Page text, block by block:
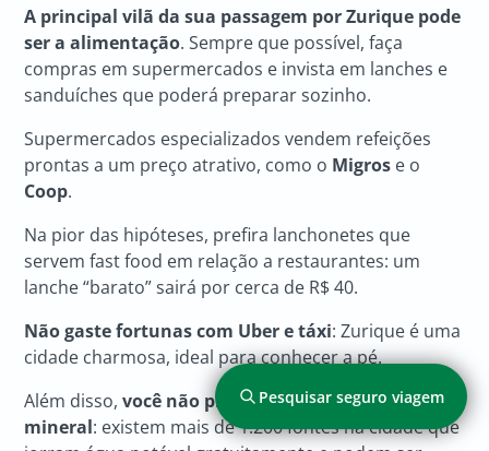
A principal vilã da sua passagem por Zurique pode
ser a alimentação. Sempre que possível, faça
compras em supermercados e invista em lanches e
sanduíches que poderá preparar sozinho.
Supermercados especializados vendem refeições
prontas a um preço atrativo, como o Migros e o
Coop.
Na pior das hipóteses, prefira lanchonetes que
servem fast food em relação a restaurantes: um
lanche “barato” sairá por cerca de R$ 40.
Não gaste fortunas com Uber e táxi: Zurique é uma
cidade charmosa, ideal para conhecer a pé.
Além disso,você não precisa gastar com água
mineral: existem mais de 1.200 fontes na cidade que
Pesquisar seguro viagem